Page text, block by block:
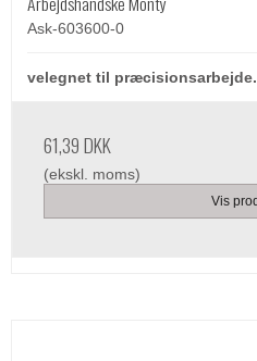
Ask-603600-0
velegnet til præcisionsarbejde.
61,39 DKK
(ekskl. moms)
Vis